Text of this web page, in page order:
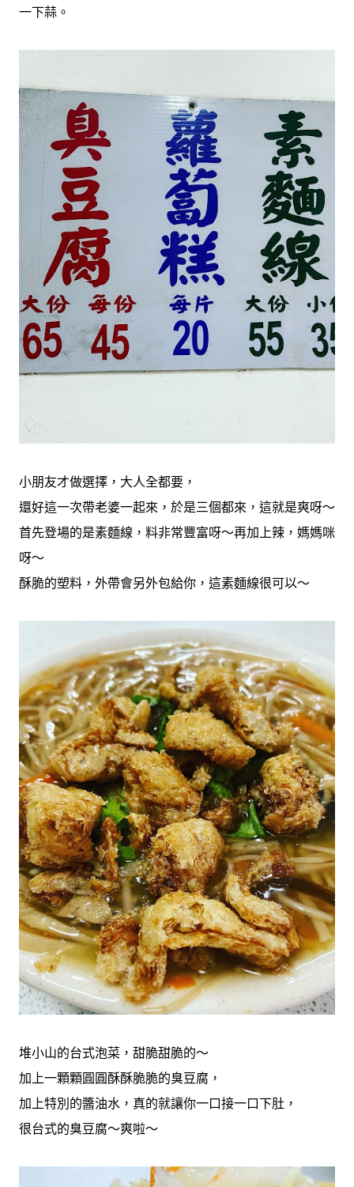
一下蒜。
小朋友才做選擇，大人全都要，
還好這一次帶老婆一起來，於是三個都來，這就是爽呀～
首先登場的是素麵線，料非常豐富呀～再加上辣，媽媽咪
呀～
酥脆的塑料，外帶會另外包給你，這素麵線很可以～
堆小山的台式泡菜，甜脆甜脆的～
加上一顆顆圓圓酥酥脆脆的臭豆腐，
加上特別的醬油水，真的就讓你一口接一口下肚，
很台式的臭豆腐～爽啦～